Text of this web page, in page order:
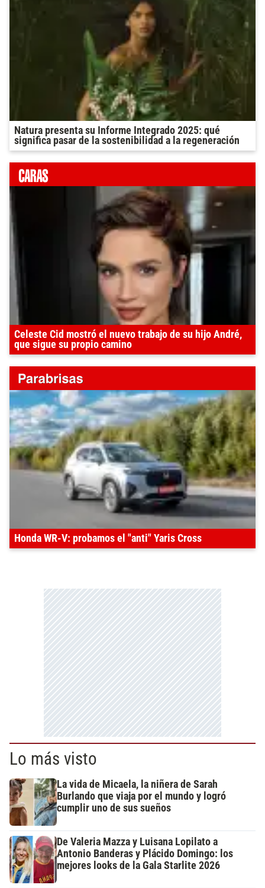
Natura presenta su Informe Integrado 2025: qué
significa pasar de la sostenibilidad a la regeneración
Celeste Cid mostró el nuevo trabajo de su hijo André,
que sigue su propio camino
Honda WR-V: probamos el "anti" Yaris Cross
Lo más visto
La vida de Micaela, la niñera de Sarah
Burlando que viaja por el mundo y logró
cumplir uno de sus sueños
De Valeria Mazza y Luisana Lopilato a
Antonio Banderas y Plácido Domingo: los
mejores looks de la Gala Starlite 2026